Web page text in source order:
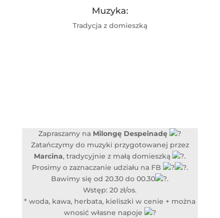
Muzyka:
Tradycja z domieszką
Zapraszamy na Milongę Despeinadę
Zatańczymy do muzyki przygotowanej przez
Marcina, tradycyjnie z małą domieszką
.
Prosimy o zaznaczanie udziału na FB
.
Bawimy się od 20.30 do 00.30
.
Wstęp: 20 zł/os.
* woda, kawa, herbata, kieliszki w cenie + można
wnosić własne napoje